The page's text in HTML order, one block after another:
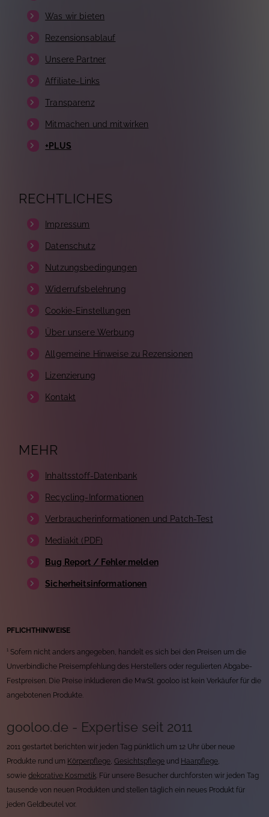
Was wir bieten
Rezensionsablauf
Unsere Partner
Affiliate-Links
Transparenz
Mitmachen und mitwirken
+PLUS
RECHTLICHES
Impressum
Datenschutz
Nutzungsbedingungen
Widerrufsbelehrung
Cookie-Einstellungen
Über unsere Werbung
Allgemeine Hinweise zu Rezensionen
Lizenzierung
Kontakt
MEHR
Inhaltsstoff-Datenbank
Recycling-Informationen
Verbraucherinformationen und Patch-Test
Mediakit (PDF)
Bug Report / Fehler melden
Sicherheitsinformationen
PFLICHTHINWEISE
¹ Sofern nicht anders angegeben, handelt es sich bei den Preisen um die
Unverbindliche Preisempfehlung des Herstellers oder regulierten Abgabe-
Festpreisen. Die Preise inkludieren die MwSt. gooloo ist kein Verkäufer für die
angebotenen Produkte.
gooloo.de - Expertise seit 2011
2011 gestartet berichten wir jeden Tag pünktlich um 12 Uhr über neue
Produkte rund um Körperpflege ,Gesichtspflege und Haarpflege
sowiedekorative Kosmetik . Für unsere Besucher durchforsten wir jeden Tag
tausende von neuen Produkten und stellen täglich ein neues Produkt für
jeden Geldbeutel vor.